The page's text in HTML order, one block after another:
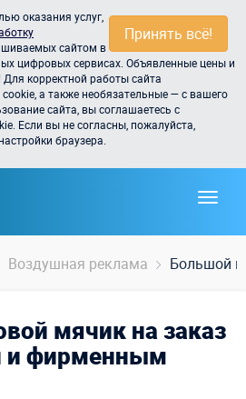
Принять всё!
оказания услуг,
сайтом в
цифровых сервисах. Объявленные цены и
корректной работы сайта
а также необязательные — с вашего
сайта, вы соглашаетесь с
Если вы не согласны, пожалуйста,
браузера.
Воздушная реклама Большой
мячик на заказ
и фирменным